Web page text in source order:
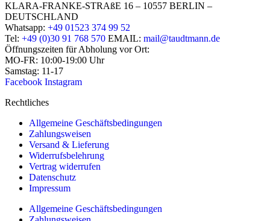
KLARA-FRANKE-STRAßE 16 – 10557 BERLIN –
DEUTSCHLAND
Whatsapp: +49 01523 374 99 52
Tel: +49 (0)30 91 768 570 EMAIL: mail@taudtmann.de
Öffnungszeiten für Abholung vor Ort:
MO-FR: 10:00-19:00 Uhr
Samstag: 11-17
Facebook Instagram
Rechtliches
Allgemeine Geschäftsbedingungen
Zahlungsweisen
Versand & Lieferung
Widerrufsbelehrung
Vertrag widerrufen
Datenschutz
Impressum
Allgemeine Geschäftsbedingungen